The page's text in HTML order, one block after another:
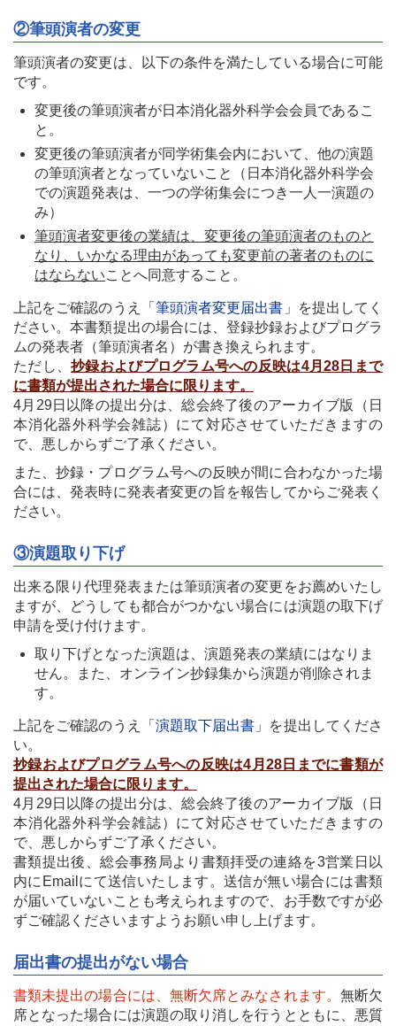
②筆頭演者の変更
筆頭演者の変更は、以下の条件を満たしている場合に可能
です。
変更後の筆頭演者が日本消化器外科学会会員であるこ
と。
変更後の筆頭演者が同学術集会内において、他の演題
の筆頭演者となっていないこと（日本消化器外科学会
での演題発表は、一つの学術集会につき一人一演題の
み）
筆頭演者変更後の業績は、変更後の筆頭演者のものと
なり、いかなる理由があっても変更前の著者のものに
はならないことへ同意すること。
上記をご確認のうえ「 筆頭演者変更届出書 」を提出してく
ださい。本書類提出の場合には、登録抄録およびプログラ
ムの発表者（筆頭演者名）が書き換えられます。
ただし、抄録およびプログラム号への反映は4月28日まで
に書類が提出された場合に限ります。
4月29日以降の提出分は、総会終了後のアーカイブ版（日
本消化器外科学会雑誌）にて対応させていただきますの
で、悪しからずご了承ください。
また、抄録・プログラム号への反映が間に合わなかった場
合には、発表時に発表者変更の旨を報告してからご発表く
ださい。
③演題取り下げ
出来る限り代理発表または筆頭演者の変更をお薦めいたし
ますが、どうしても都合がつかない場合には演題の取下げ
申請を受け付けます。
取り下げとなった演題は、演題発表の業績にはなりま
せん。また、オンライン抄録集から演題が削除されま
す。
上記をご確認のうえ「 演題取下届出書 」を提出してくださ
い。
抄録およびプログラム号への反映は4月28日までに書類が
提出された場合に限ります。
4月29日以降の提出分は、総会終了後のアーカイブ版（日
本消化器外科学会雑誌）にて対応させていただきますの
で、悪しからずご了承ください。
書類提出後、総会事務局より書類拝受の連絡を3営業日以
内にEmailにて送信いたします。送信が無い場合には書類
が届いていないことも考えられますので、お手数ですが必
ずご確認くださいますようお願い申し上げます。
届出書の提出がない場合
書類未提出の場合には、無断欠席とみなされます。 無断欠
席となった場合には演題の取り消しを行うとともに、悪質